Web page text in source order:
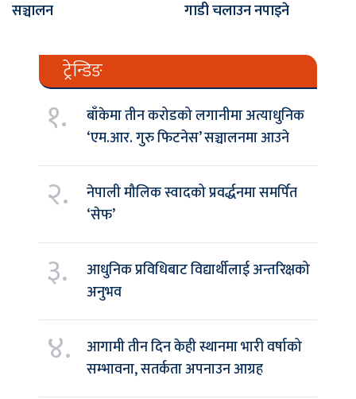
सञ्चालन
गाडी चलाउन नपाइने
ट्रेन्डिङ
१.
बाँकेमा तीन करोडको लगानीमा अत्याधुनिक
‘एम.आर. गुरु फिटनेस’ सञ्चालनमा आउने
२.
नेपाली मौलिक स्वादको प्रवर्द्धनमा समर्पित
‘सेफ’
३.
आधुनिक प्रविधिबाट विद्यार्थीलाई अन्तरिक्षको
अनुभव
४.
आगामी तीन दिन केही स्थानमा भारी वर्षाको
सम्भावना, सतर्कता अपनाउन आग्रह